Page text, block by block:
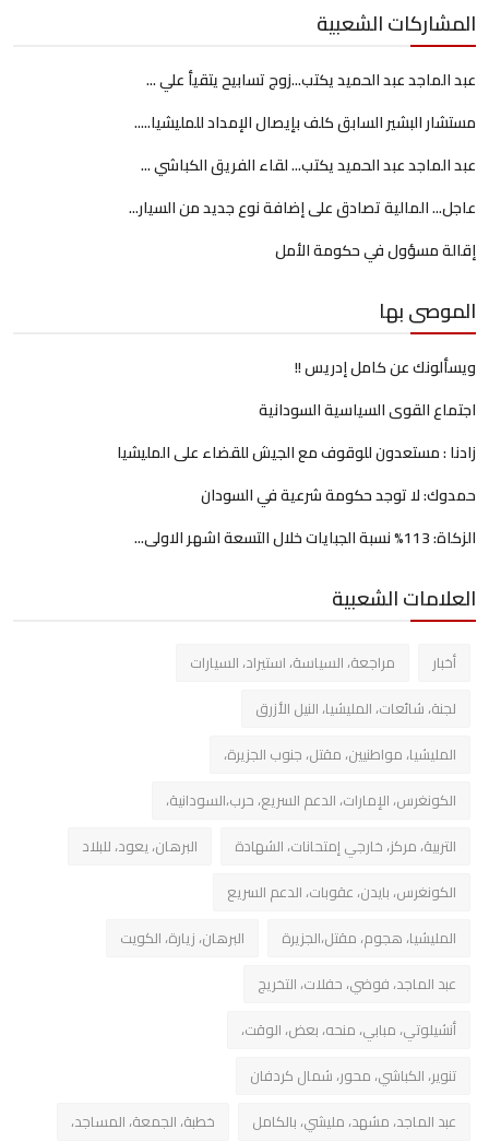
المشاركات الشعبية
عبد الماجد عبد الحميد يكتب...زوج تسابيح يتقيأ علي ...
مستشار البشير السابق كلف بإيصال الإمداد للمليشيا.....
عبد الماجد عبد الحميد يكتب... لقاء الفريق الكباشي ...
عاجل... المالية تصادق على إضافة نوع جديد من السيار...
إقالة مسؤول في حكومة الأمل
الموصى بها
ويسألونك عن كامل إدريس !!
اجتماع القوى السياسية السودانية
زادنا : مستعدون للوقوف مع الجيش للقضاء على المليشيا
حمدوك: لا توجد حكومة شرعية في السودان
الزكاة: 113% نسبة الجبايات خلال التسعة اشهر الاولى...
العلامات الشعبية
أخبار
مراجعة، السياسة، استيراد، السيارات
لجنة، شائعات، المليشيا، النيل الأزرق
المليشيا، مواطنيين، مقتل، جنوب الجزيرة،
الكونغرس، الإمارات، الدعم السريع، حرب،السودانية،
التربية، مركز، خارجي إمتحانات، الشهادة
البرهان، يعود، للبلاد
الكونغرس، بايدن، عقوبات، الدعم السريع
المليشيا، هجوم، مقتل،الجزيرة
البرهان، زيارة، الكويت
عبد الماجد، فوضي، حفلات، التخريج
أنشيلوتي، مبابي، منحه، بعض، الوقت،
تنوير، الكباشي، محور، شمال كردفان
عبد الماجد، مشهد، مليشي، بالكامل
خطبة، الجمعة، المساجد،